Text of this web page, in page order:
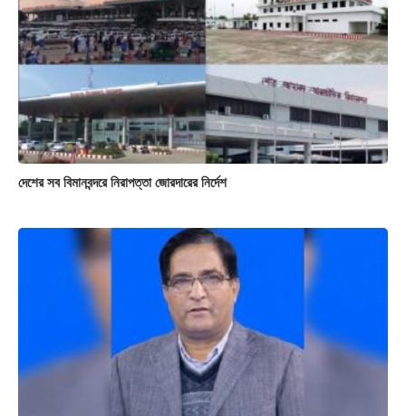
দেশের সব বিমানবন্দরে নিরাপত্তা জোরদারের নির্দেশ